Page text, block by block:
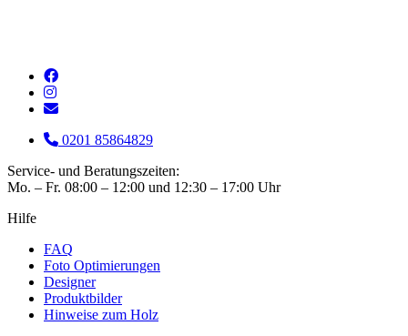
0201 85864829
Service- und Beratungszeiten:
Mo. – Fr. 08:00 – 12:00 und 12:30 – 17:00 Uhr
Hilfe
FAQ
Foto Optimierungen
Designer
Produktbilder
Hinweise zum Holz